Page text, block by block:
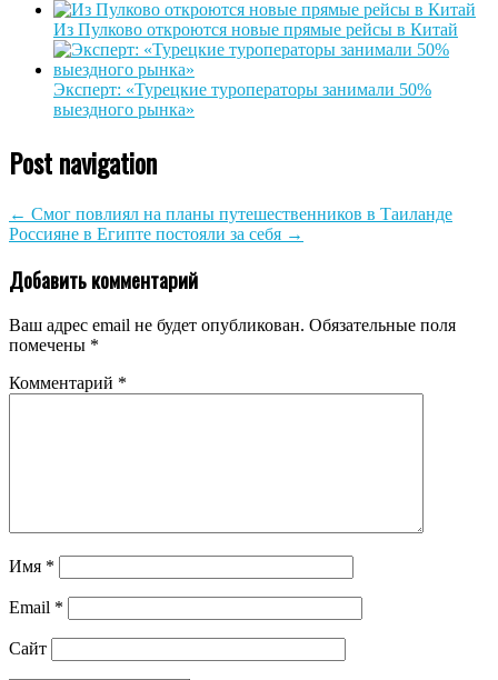
Из Пулково откроются новые прямые рейсы в Китай
Эксперт: «Турецкие туроператоры занимали 50%
выездного рынка»
Post navigation
← Смог повлиял на планы путешественников в Таиланде
Россияне в Египте постояли за себя →
Добавить комментарий
Ваш адрес email не будет опубликован. Обязательные поля
помечены *
Комментарий *
Имя *
Email *
Сайт